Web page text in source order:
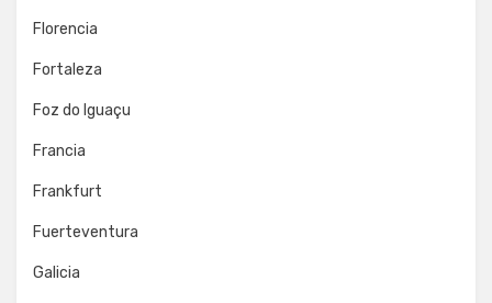
Florencia
Fortaleza
Foz do Iguaçu
Francia
Frankfurt
Fuerteventura
Galicia